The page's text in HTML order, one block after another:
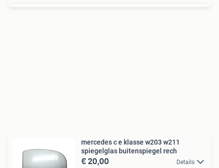
mercedes c e klasse w203 w211
spiegelglas buitenspiegel rech
€ 20,00 Details